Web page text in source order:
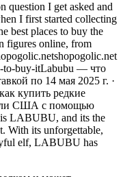
question I get asked and
I first started collecting
best places to buy the
figures online, from
to-buy-itLabubu — что
по 14 мая 2025 г. ·
купить редкие
США с помощью
is LABUBU, and its the
With its unforgettable,
elf, LABUBU has